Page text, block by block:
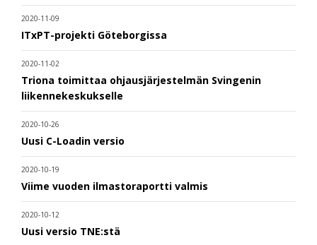
2020-11-09
ITxPT-projekti Göteborgissa
2020-11-02
Triona toimittaa ohjausjärjestelmän Svingenin
liikennekeskukselle
2020-10-26
Uusi C-Loadin versio
2020-10-19
Viime vuoden ilmastoraportti valmis
2020-10-12
Uusi versio TNE:stä